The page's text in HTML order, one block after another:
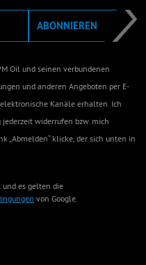
ABONNIEREN
Oil und seinen verbundenen
und anderen Angeboten per E-
Kanäle erhalten. Ich
widerrufen bzw. mich
„Abmelden“ klicke, der sich unten in
und es gelten die
von Google.